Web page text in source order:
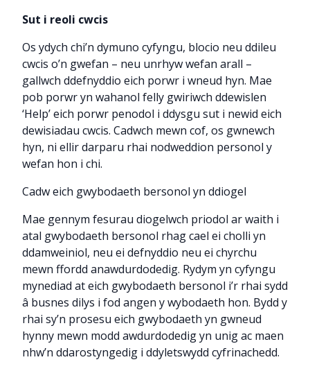
Sut i reoli cwcis
Os ydych chi’n dymuno cyfyngu, blocio neu ddileu
cwcis o’n gwefan – neu unrhyw wefan arall –
gallwch ddefnyddio eich porwr i wneud hyn. Mae
pob porwr yn wahanol felly gwiriwch ddewislen
‘Help’ eich porwr penodol i ddysgu sut i newid eich
dewisiadau cwcis. Cadwch mewn cof, os gwnewch
hyn, ni ellir darparu rhai nodweddion personol y
wefan hon i chi.
Cadw eich gwybodaeth bersonol yn ddiogel
Mae gennym fesurau diogelwch priodol ar waith i
atal gwybodaeth bersonol rhag cael ei cholli yn
ddamweiniol, neu ei defnyddio neu ei chyrchu
mewn ffordd anawdurdodedig. Rydym yn cyfyngu
mynediad at eich gwybodaeth bersonol i’r rhai sydd
â busnes dilys i fod angen y wybodaeth hon. Bydd y
rhai sy’n prosesu eich gwybodaeth yn gwneud
hynny mewn modd awdurdodedig yn unig ac maen
nhw’n ddarostyngedig i ddyletswydd cyfrinachedd.